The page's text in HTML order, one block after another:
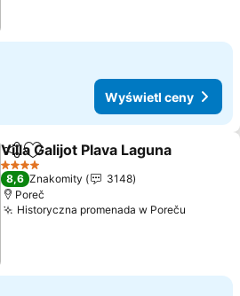
Wyświetl ceny
Udostępnij
Dodaj do ulubionych
Villa Galijot Plava Laguna
4 Kategoria
8,6 Znakomity
3148
Poreč
Historyczna promenada w Poreču